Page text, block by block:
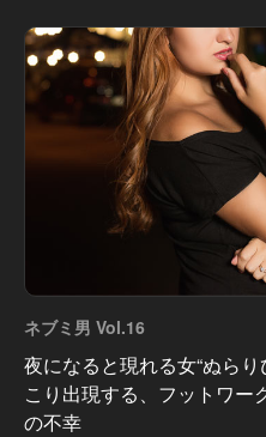
ネブミ男 Vol.16
夜になると現れる女“ぬらり
こり出現する、フットワー
の不幸